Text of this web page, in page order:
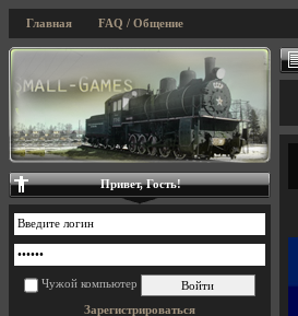
Главная FAQ / Общение
Привет, Гость!
Чужой компьютер
Зарегистрироваться